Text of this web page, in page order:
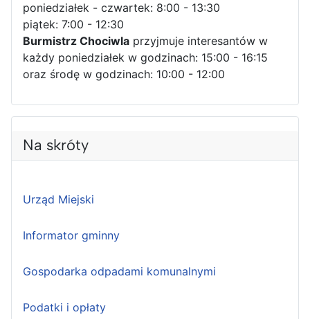
poniedziałek - czwartek: 8:00 - 13:30
piątek: 7:00 - 12:30
Burmistrz Chociwla przyjmuje interesantów w
każdy poniedziałek w godzinach: 15:00 - 16:15
oraz środę w godzinach: 10:00 - 12:00
Na skróty
Urząd Miejski
Informator gminny
Gospodarka odpadami komunalnymi
Podatki i opłaty